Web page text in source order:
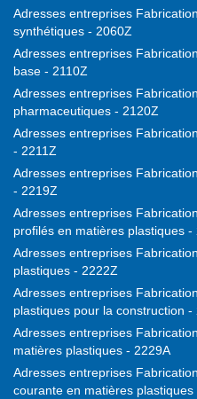
Adresses entreprises
synthétiques - 2060Z
Adresses entreprises
base - 2110Z
Adresses entreprises
pharmaceutiques - 2120Z
Adresses entreprises
- 2211Z
Adresses entreprises
- 2219Z
Adresses entreprises
profilés en matières plastiques -
Adresses entreprises
plastiques - 2222Z
Adresses entreprises
plastiques pour la construction -
Adresses entreprises
matières plastiques - 2229A
Adresses entreprises
courante en matières plastiques